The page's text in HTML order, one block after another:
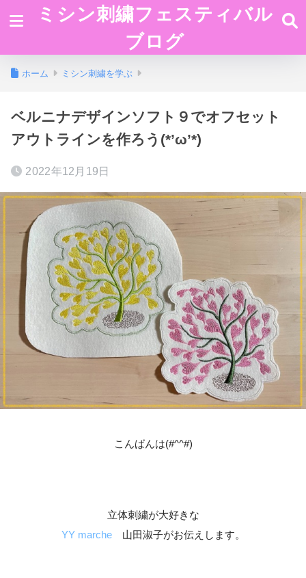
ミシン刺繍フェスティバル
ブログ
ホーム ミシン刺繍を学ぶ
ベルニナデザインソフト９でオフセット
アウトラインを作ろう(*’ω’*)
2022年12月19日
こんばんは(#^^#)
立体刺繍が大好きな
YY marche山田淑子がお伝えします。